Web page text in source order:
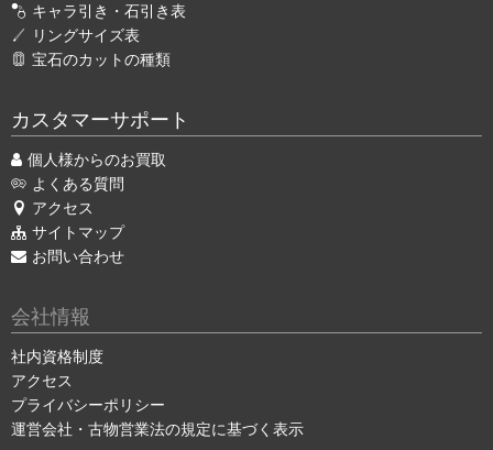
キャラ引き・石引き表
リングサイズ表
宝石のカットの種類
カスタマーサポート
個人様からのお買取
よくある質問
アクセス
サイトマップ
お問い合わせ
会社情報
社内資格制度
アクセス
プライバシーポリシー
運営会社・古物営業法の規定に基づく表示